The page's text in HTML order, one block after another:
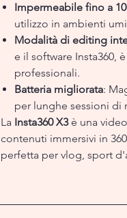
Impermeabile fino a
utilizzo in ambienti
Modalità di editing
e il software Insta360,
professionali.
Batteria migliorata:
per lunghe sessioni di
La Insta360 X3è una
contenuti immersivi in
perfetta per vlog, sport